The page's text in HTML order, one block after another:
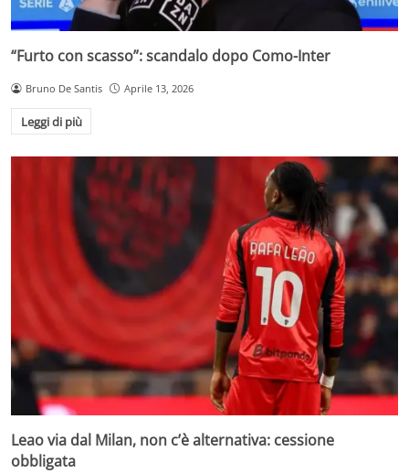
“Furto con scasso”: scandalo dopo Como-Inter
Bruno De Santis Aprile 13, 2026
Leggi di più
Leao via dal Milan, non c’è alternativa: cessione
obbligata